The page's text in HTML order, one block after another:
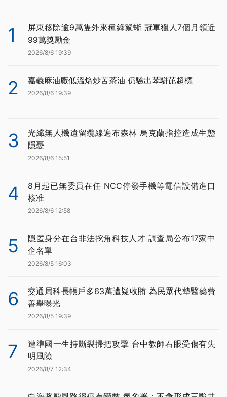
1
屏東移除逾9萬隻外來種綠鬣蜥 冠軍獵人7個月領近
99萬獎勵金
2026/8/6 19:39
2 嘉義麻油廠低溫焙炒苦茶油 仍驗出苯駢芘超標
2026/8/6 19:39
3
光纖無人機遺留纜線遍布森林 烏克蘭指控造成生態
隱憂
2026/8/6 15:51
4
8月起已無委員在任 NCC停發手機等電信設備進口
核准
2026/8/6 12:58
5
隱匿身分在台非法挖角科技人才 調查局公布17家中
企名單
2026/8/5 16:03
6
交通局科長帳戶多63萬遭疑收賄 為民眾代墊醫藥費
善舉曝光
2026/8/5 19:39
7
遭準國一生持斷裂掃把攻擊 台中教師右眼受傷有失
明風險
2026/8/7 12:34